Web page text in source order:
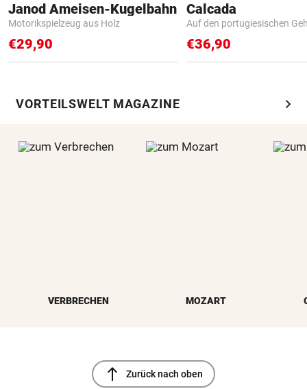
Janod Ameisen-Kugelbahn
Motorikspielzeug aus Holz
€29,90
Calcada
Auf den portugiesischen
€36,90
VORTEILSWELT MAGAZINE chevron_right
VERBRECHEN MOZART
north Zurück nach oben